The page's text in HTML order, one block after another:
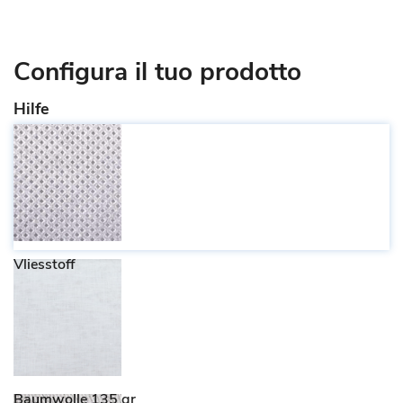
Configura il tuo prodotto
Hilfe
Vliesstoff